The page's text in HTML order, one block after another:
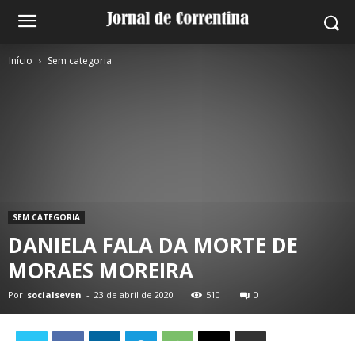
Início Sem categoria
SEM CATEGORIA
DANIELA FALA DA MORTE DE
MORAES MOREIRA
Por socialseven - 23 de abril de 2020 510 0